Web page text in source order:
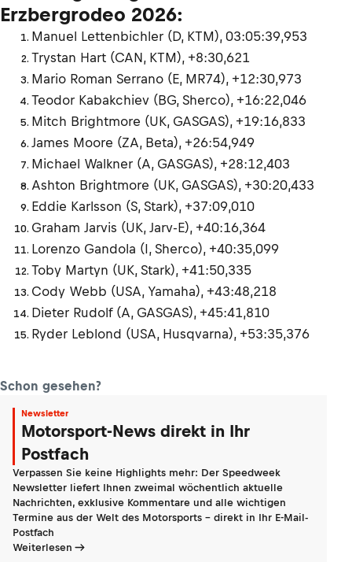
Erzbergrodeo 2026:
Manuel Lettenbichler (D, KTM), 03:05:39,953
Trystan Hart (CAN, KTM), +8:30,621
Mario Roman Serrano (E, MR74), +12:30,973
Teodor Kabakchiev (BG, Sherco), +16:22,046
Mitch Brightmore (UK, GASGAS), +19:16,833
James Moore (ZA, Beta), +26:54,949
Michael Walkner (A, GASGAS), +28:12,403
Ashton Brightmore (UK, GASGAS), +30:20,433
Eddie Karlsson (S, Stark), +37:09,010
Graham Jarvis (UK, Jarv-E), +40:16,364
Lorenzo Gandola (I, Sherco), +40:35,099
Toby Martyn (UK, Stark), +41:50,335
Cody Webb (USA, Yamaha), +43:48,218
Dieter Rudolf (A, GASGAS), +45:41,810
Ryder Leblond (USA, Husqvarna), +53:35,376
Schon gesehen?
Newsletter
Motorsport-News direkt in Ihr
Postfach
Verpassen Sie keine Highlights mehr: Der Speedweek
Newsletter liefert Ihnen zweimal wöchentlich aktuelle
Nachrichten, exklusive Kommentare und alle wichtigen
Termine aus der Welt des Motorsports - direkt in Ihr E-Mail-
Postfach
Weiterlesen